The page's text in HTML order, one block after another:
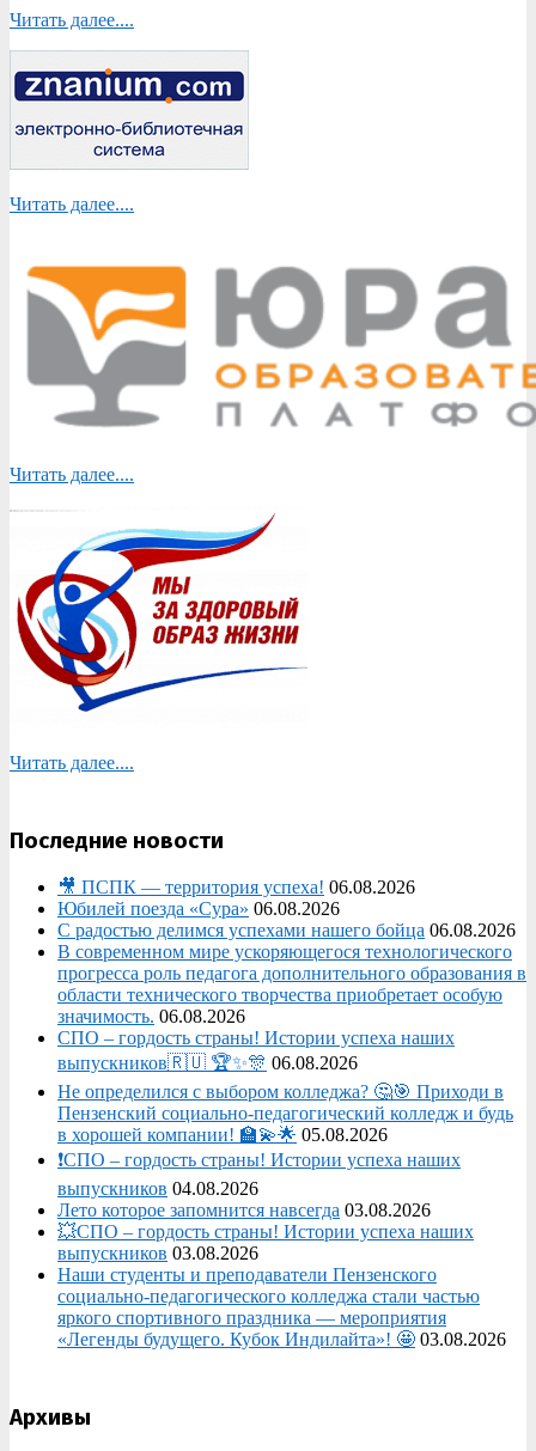
Читать далее....
Читать далее....
Читать далее....
Читать далее....
Последние новости
🎥 ПСПК — территория успеха! 06.08.2026
Юбилей поезда «Сура» 06.08.2026
С радостью делимся успехами нашего бойца 06.08.2026
В современном мире ускоряющегося технологического
прогресса роль педагога дополнительного образования в
области технического творчества приобретает особую
значимость. 06.08.2026
СПО – гордость страны! Истории успеха наших
выпускников🇷🇺 🏆✨🎊 06.08.2026
Не определился с выбором колледжа? 🤔🎯 Приходи в
Пензенский социально-педагогический колледж и будь
в хорошей компании! 🏫💫🌟 05.08.2026
❗СПО – гордость страны! Истории успеха наших
выпускников 04.08.2026
Лето которое запомнится навсегда 03.08.2026
💥СПО – гордость страны! Истории успеха наших
выпускников 03.08.2026
Наши студенты и преподаватели Пензенского
социально‑педагогического колледжа стали частью
яркого спортивного праздника — мероприятия
«Легенды будущего. Кубок Индилайта»! 🤩 03.08.2026
Архивы